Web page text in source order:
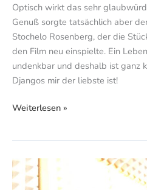
Optisch wirkt das sehr
Genuß sorgte tatsächlich aber
Stochelo Rosenberg, der die
den Film neu einspielte. Ein
undenkbar und deshalb ist ganz
Djangos mir der liebste ist!
Weiterlesen »
Nadja
Schulz-